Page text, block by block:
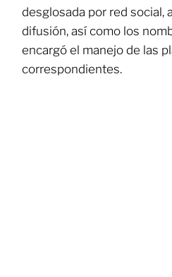
desglosada por red social,
difusión, así como los
encargó el manejo de las
correspondientes.